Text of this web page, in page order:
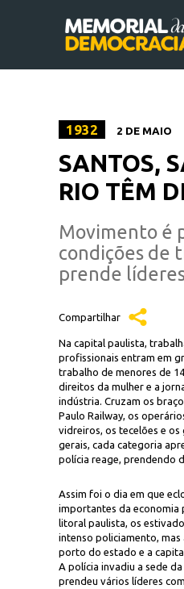
1932 2 DE MAIO
SANTOS,
RIO TÊM
Movimento é
condições de
prende
Compartilhar
Na capital paulista,
profissionais entram em
trabalho de menores de
direitos da mulher e a
indústria. Cruzam os
Paulo Railway, os
vidreiros, os tecelões e os
gerais, cada categoria
polícia reage, prendendo
Assim foi o dia em que
importantes da economia
litoral paulista, os
intenso policiamento,
porto do estado e a
A polícia invadiu a sede
prendeu vários líderes
durante a greve